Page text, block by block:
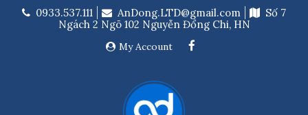
0933.537.111 AnDong.LTD@gmail.com
Số 7
Ngách 2 Ngõ 102 Nguyễn Đổng Chi, HN
My Account